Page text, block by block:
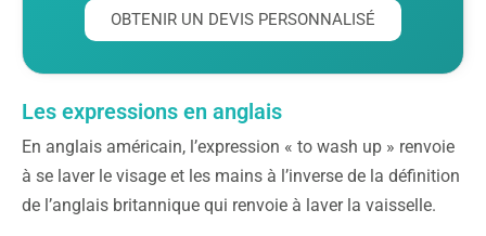
OBTENIR UN DEVIS PERSONNALISÉ
Les expressions en anglais
En anglais américain, l’expression « to wash up » renvoie
à se laver le visage et les mains à l’inverse de la définition
de l’anglais britannique qui renvoie à laver la vaisselle.